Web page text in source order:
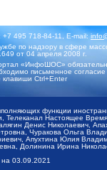
495 718-84-11, E-mail:
по надзору в сфере
от 04 апреля 2008 г.
«ИнфоШОС»
письменное
Ctrl+Enter
функции
Настоящее
Денис Николаевич,
Чуракова Ольга
Апухтина Юлия
Долинина Ирина
03.09.2021